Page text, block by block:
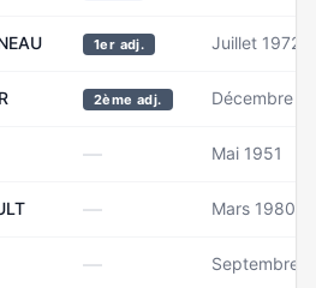
1er adj. Juillet 1972
2ème adj. Décembre
— Mai 1951
— Mars 1980
— Septembre